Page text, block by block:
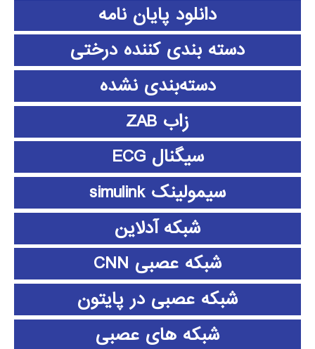
دانلود پايان نامه
دسته بندی کننده درختی
دسته‌بندی نشده
زاب ZAB
سیگنال ECG
سیمولینک simulink
شبکه آدلاین
شبکه عصبی CNN
شبکه عصبی در پایتون
شبکه های عصبی